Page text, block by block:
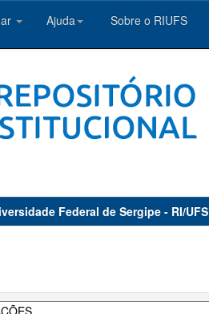
Ajuda Sobre o RIUFS
Federal de Sergipe - RI/UFS